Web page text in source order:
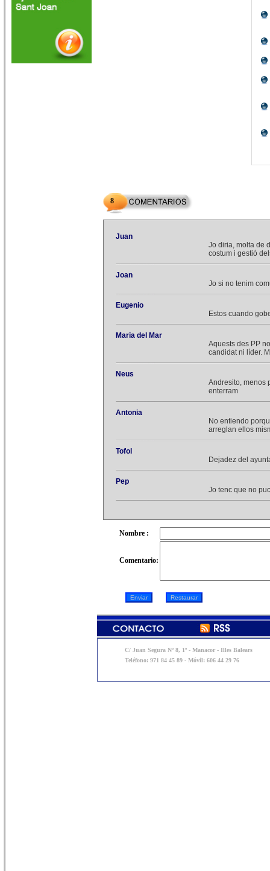
8
Juan
Jo diria, molta de
costum i gestió
Joan
Jo si no tenim
Eugenio
Estos cuando
Maria del Mar
Aquests des PP
candidat ni líder.
Neus
Andresito, menos
enterram
Antonia
No entiendo
arreglan ellos
Tofol
Dejadez del
Pep
Jo tenc que no
Nombre :
Comentario:
C/ Juan Segura Nº 8, 1º - Manacor - Illes Balears
Teléfono: 971 84 45 89 - Móvil: 606 44 29 76